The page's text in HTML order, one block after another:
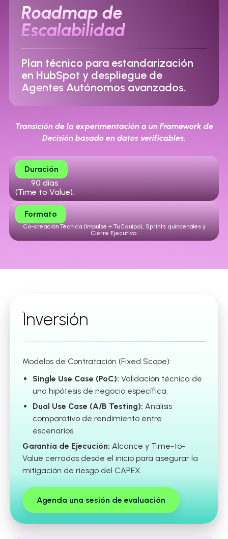
Roadmap de
Escalabilidad
Plan técnico para estandarización
en HubSpot y despliegue de
Agentes Autónomos avanzados.
Transición de la experimentación a un Framework de
Decisión basado en datos verificables.
Duración
90 días
(Time to Value).
Formato
Co-creación Técnica (Impulse + Tu Equipo), Sprints quincenales y
Cierre Ejecutivo.
Inversión
Modelos de Contratación (Fixed Scope):
Single Use Case (PoC): Validación técnica de
una hipótesis de negocio específica.
Dual Use Case (A/B Testing): Análisis
comparativo de rendimiento entre
escenarios.
Garantía de Ejecución: Alcance y Time-to-
Value cerrados desde el inicio para asegurar la
mitigación de riesgo del CAPEX.
Agenda una sesión de evaluación